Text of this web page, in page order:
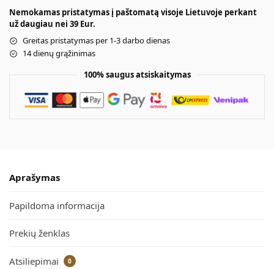
Nemokamas pristatymas į paštomatą visoje Lietuvoje perkant
už daugiau nei 39 Eur.
Greitas pristatymas per 1-3 darbo dienas
14 dienų grąžinimas
100% saugus atsiskaitymas
Aprašymas
Papildoma informacija
Prekių ženklas
Atsiliepimai 0